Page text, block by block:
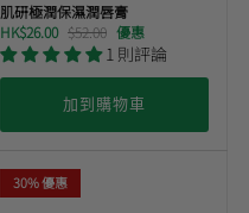
肌研極潤保濕潤唇膏
HK$26.00 $52.00 優惠
1 則評論
加到購物車
30% 優惠